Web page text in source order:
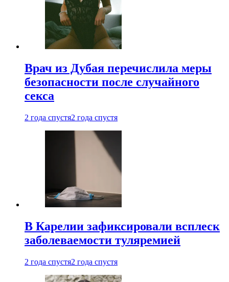
Врач из Дубая перечислила меры
безопасности после случайного
секса
2 года спустя2 года спустя
В Карелии зафиксировали всплеск
заболеваемости туляремией
2 года спустя2 года спустя